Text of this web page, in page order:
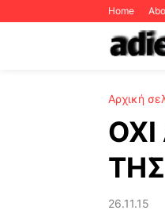
Home
Αρχική
26.11.15